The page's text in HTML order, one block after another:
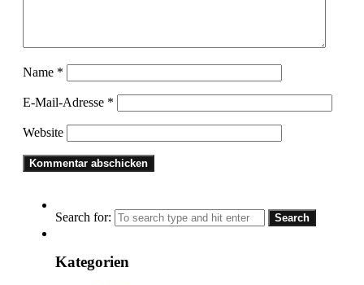
Name *
E-Mail-Adresse *
Website
Search for:
Kategorien